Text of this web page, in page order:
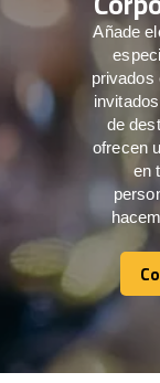
Añade
privados
de
ofrecen
en